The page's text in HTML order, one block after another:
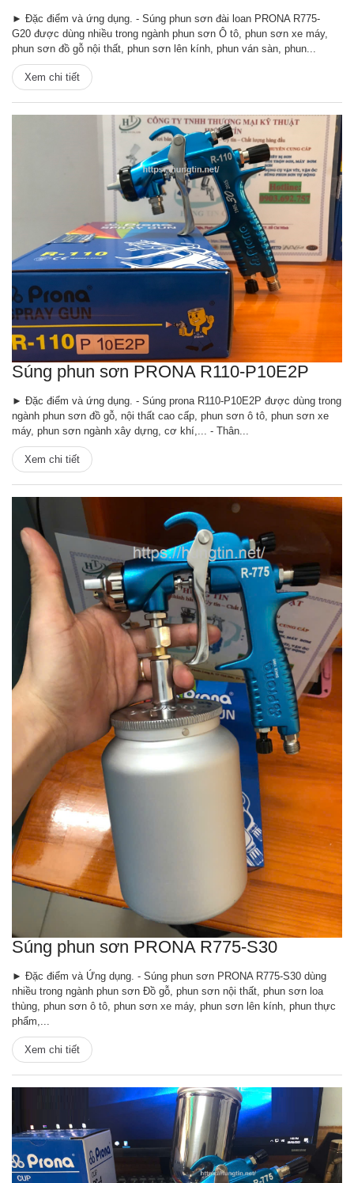
► Đặc điểm và ứng dụng. - Súng phun sơn đài loan PRONA R775-
G20 được dùng nhiều trong ngành phun sơn Ô tô, phun sơn xe máy,
phun sơn đồ gỗ nội thất, phun sơn lên kính, phun ván sàn, phun...
Xem chi tiết
Súng phun sơn PRONA R110-P10E2P
► Đặc điểm và ứng dụng. - Súng prona R110-P10E2P được dùng trong
ngành phun sơn đồ gỗ, nội thất cao cấp, phun sơn ô tô, phun sơn xe
máy, phun sơn ngành xây dựng, cơ khí,... - Thân...
Xem chi tiết
Súng phun sơn PRONA R775-S30
► Đặc điểm và Ứng dụng. - Súng phun sơn PRONA R775-S30 dùng
nhiều trong ngành phun sơn Đồ gỗ, phun sơn nội thất, phun sơn loa
thùng, phun sơn ô tô, phun sơn xe máy, phun sơn lên kính, phun thực
phẩm,...
Xem chi tiết